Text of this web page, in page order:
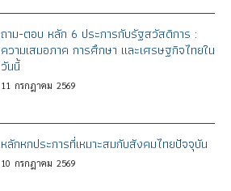
ถาม-ตอบ หลัก 6 ประการกับรัฐสวัสดิการ :
ความเสมอภาค การศึกษา และเศรษฐกิจไทยใน
วันนี้
11 กรกฎาคม 2569
หลักหกประการที่เหมาะสมกับสังคมไทยปัจจุบัน
10 กรกฎาคม 2569